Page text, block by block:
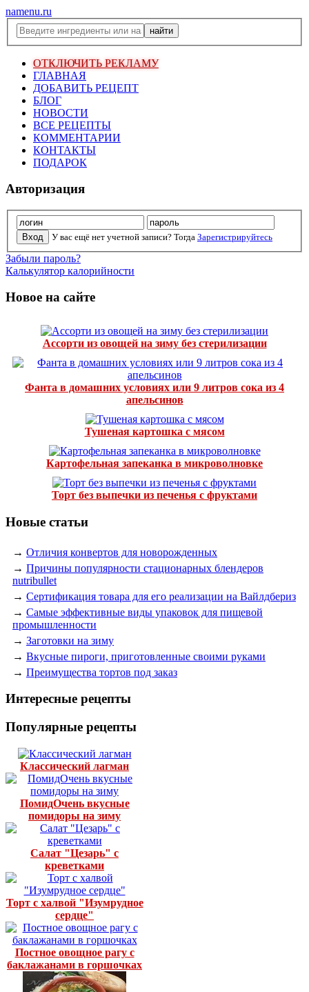
namenu.ru
ОТКЛЮЧИТЬ РЕКЛАМУ
ГЛАВНАЯ
ДОБАВИТЬ РЕЦЕПТ
БЛОГ
НОВОСТИ
ВСЕ РЕЦЕПТЫ
КОММЕНТАРИИ
КОНТАКТЫ
ПОДАРОК
Авторизация
У вас ещё нет учетной записи? Тогда Зарегистрируйтесь
Забыли пароль?
Калькулятор калорийности
Новое на сайте
Ассорти из овощей на зиму без стерилизации
Фанта в домашних условиях или 9 литров сока из 4
апельсинов
Тушеная картошка с мясом
Картофельная запеканка в микроволновке
Торт без выпечки из печенья с фруктами
Новые статьи
→ Отличия конвертов для новорожденных
→ Причины популярности стационарных блендеров
nutribullet
→ Сертификация товара для его реализации на Вайлдбериз
→ Самые эффективные виды упаковок для пищевой
промышленности
→ Заготовки на зиму
→ Вкусные пироги, приготовленные своими руками
→ Преимущества тортов под заказ
Интересные рецепты
Популярные рецепты
Классический лагман
ПомидОчень вкусные
помидоры на зиму
Салат "Цезарь" с
креветками
Торт с халвой "Изумрудное
сердце"
Постное овощное рагу с
баклажанами в горшочках